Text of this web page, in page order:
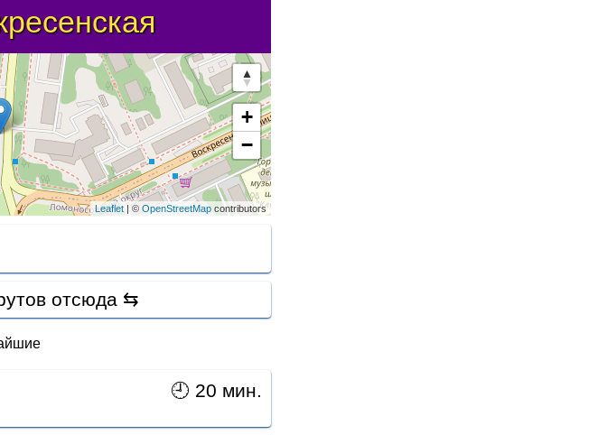
+
−
Leaflet | © OpenStreetMap contributors
отсюда ⇆
🕘 20 мин.